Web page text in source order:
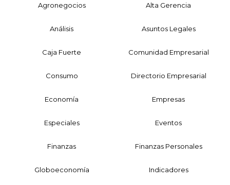
Agronegocios Alta Gerencia
Análisis Asuntos Legales
Caja Fuerte Comunidad Empresarial
Consumo Directorio Empresarial
Economía Empresas
Especiales Eventos
Finanzas Finanzas Personales
Globoeconomía Indicadores